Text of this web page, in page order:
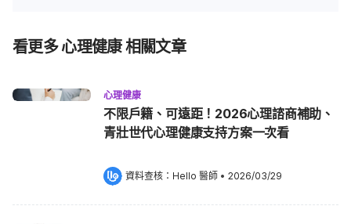
看更多 心理健康 相關文章
心理健康
不限戶籍、可遠距！2026心理諮商補助、
青壯世代心理健康支持方案一次看
資料查核： Hello 醫師 • 2026/03/29